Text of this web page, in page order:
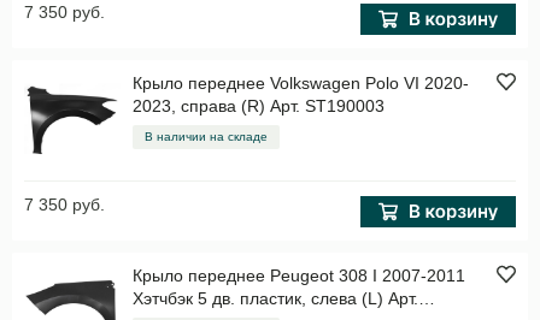
7 350 руб.
Крыло переднее Volkswagen Polo VI 2020-
2023, справа (R) Арт. ST190003
В наличии на складе
7 350 руб.
Крыло переднее Peugeot 308 I 2007-2011
Хэтчбэк 5 дв. пластик, слева (L) Арт.